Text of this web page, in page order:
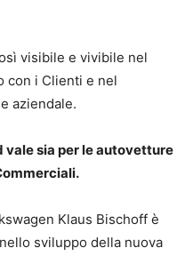
visibile e vivibile nel
con i Clienti e nel
aziendale.
vale sia per le autovetture
Klaus Bischoff è
sviluppo della nuova